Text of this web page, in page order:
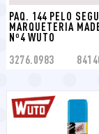
PAQ. 144 PELO
MARQUETERIA
Nº4 WUTO
3276.0983